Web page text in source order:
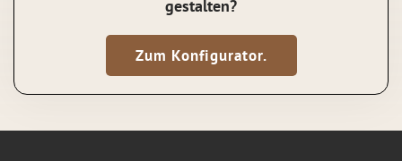
gestalten?
Zum Konfigurator.